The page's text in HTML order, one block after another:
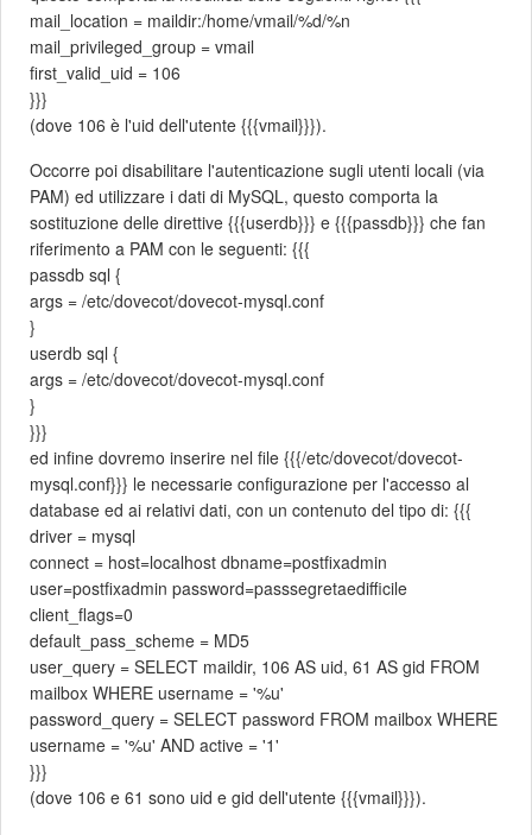
mail_location = maildir:/home/vmail/%d/%n
mail_privileged_group = vmail
first_valid_uid = 106
}}}
(dove 106 è l'uid dell'utente {{{vmail}}}).
Occorre poi disabilitare l'autenticazione sugli utenti locali (via
PAM) ed utilizzare i dati di MySQL, questo comporta la
sostituzione delle direttive {{{userdb}}} e {{{passdb}}} che fan
riferimento a PAM con le seguenti: {{{
passdb sql {
args = /etc/dovecot/dovecot-mysql.conf
}
userdb sql {
args = /etc/dovecot/dovecot-mysql.conf
}
}}}
ed infine dovremo inserire nel file {{{/etc/dovecot/dovecot-
mysql.conf}}} le necessarie configurazione per l'accesso al
database ed ai relativi dati, con un contenuto del tipo di: {{{
driver = mysql
connect = host=localhost dbname=postfixadmin
user=postfixadmin password=passsegretaedifficile
client_flags=0
default_pass_scheme = MD5
user_query = SELECT maildir, 106 AS uid, 61 AS gid FROM
mailbox WHERE username = '%u'
password_query = SELECT password FROM mailbox WHERE
username = '%u' AND active = '1'
}}}
(dove 106 e 61 sono uid e gid dell'utente {{{vmail}}}).